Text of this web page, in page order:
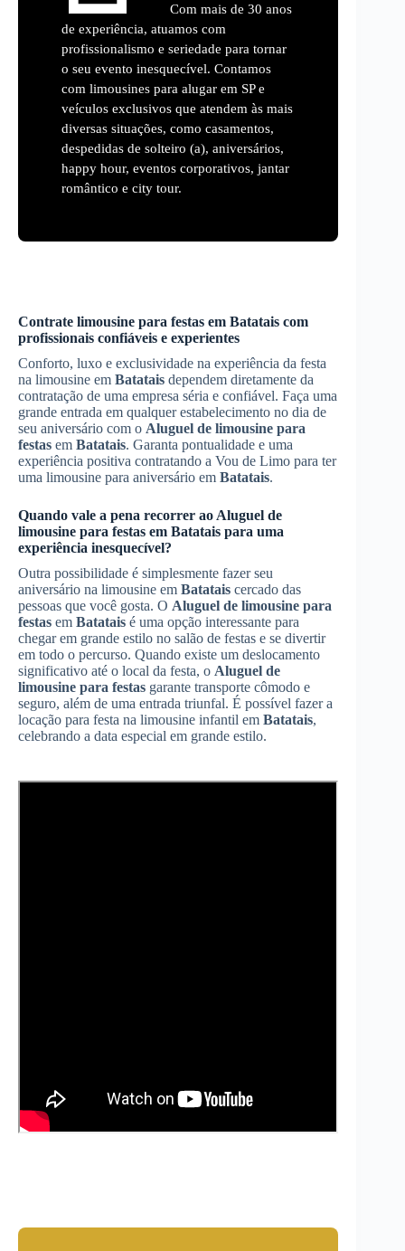
Com mais de 30 anos
de experiência, atuamos com
profissionalismo e seriedade para tornar
o seu evento inesquecível. Contamos
com limousines para alugar em SP e
veículos exclusivos que atendem às mais
diversas situações, como casamentos,
despedidas de solteiro (a), aniversários,
happy hour, eventos corporativos, jantar
romântico e city tour.
Contrate limousine para festas em Batatais com
profissionais confiáveis e experientes
Conforto, luxo e exclusividade na experiência da festa
na limousine em Batatais dependem diretamente da
contratação de uma empresa séria e confiável. Faça uma
grande entrada em qualquer estabelecimento no dia de
seu aniversário com o Aluguel de limousine para
festas em Batatais. Garanta pontualidade e uma
experiência positiva contratando a Vou de Limo para ter
uma limousine para aniversário em Batatais.
Quando vale a pena recorrer ao Aluguel de
limousine para festas em Batatais para uma
experiência inesquecível?
Outra possibilidade é simplesmente fazer seu
aniversário na limousine em Batatais cercado das
pessoas que você gosta. O Aluguel de limousine para
festas em Batatais é uma opção interessante para
chegar em grande estilo no salão de festas e se divertir
em todo o percurso. Quando existe um deslocamento
significativo até o local da festa, o Aluguel de
limousine para festas garante transporte cômodo e
seguro, além de uma entrada triunfal. É possível fazer a
locação para festa na limousine infantil em Batatais,
celebrando a data especial em grande estilo.